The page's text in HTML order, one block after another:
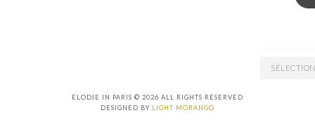
ARCHIVES
ELODIE IN PARIS © 2026 ALL RIGHTS RESERVED
DESIGNED BY LIGHT MORANGO